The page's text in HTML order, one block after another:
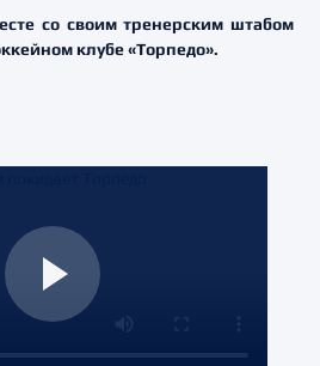
со своим тренерским штабом
клубе «Торпедо».